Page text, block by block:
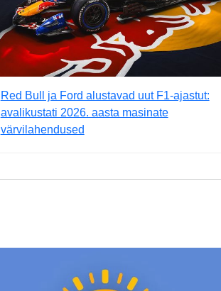
Red Bull ja Ford alustavad uut F1-ajastut:
avalikustati 2026. aasta masinate
värvilahendused